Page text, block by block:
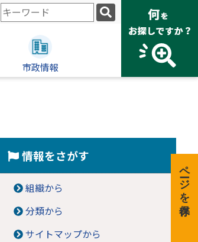
検
索
ー
市政情報
情報をさがす
組織から
分類から
サイトマップから
ページを保存